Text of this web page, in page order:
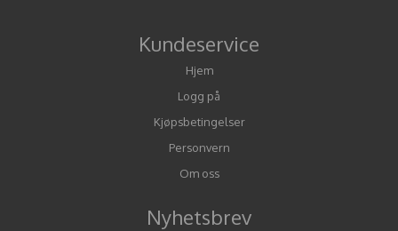
Kundeservice
Hjem
Logg på
Kjøpsbetingelser
Personvern
Om oss
Nyhetsbrev